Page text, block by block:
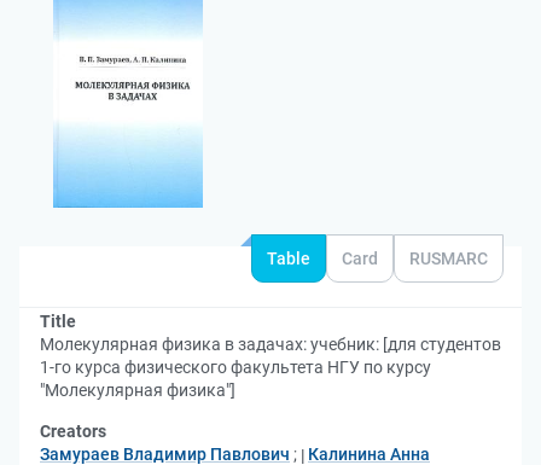
Table Card RUSMARC
Title
Молекулярная физика в задачах: учебник: [для студентов
1-го курса физического факультета НГУ по курсу
"Молекулярная физика"]
Creators
Замураев Владимир Павлович ;
Калинина Анна